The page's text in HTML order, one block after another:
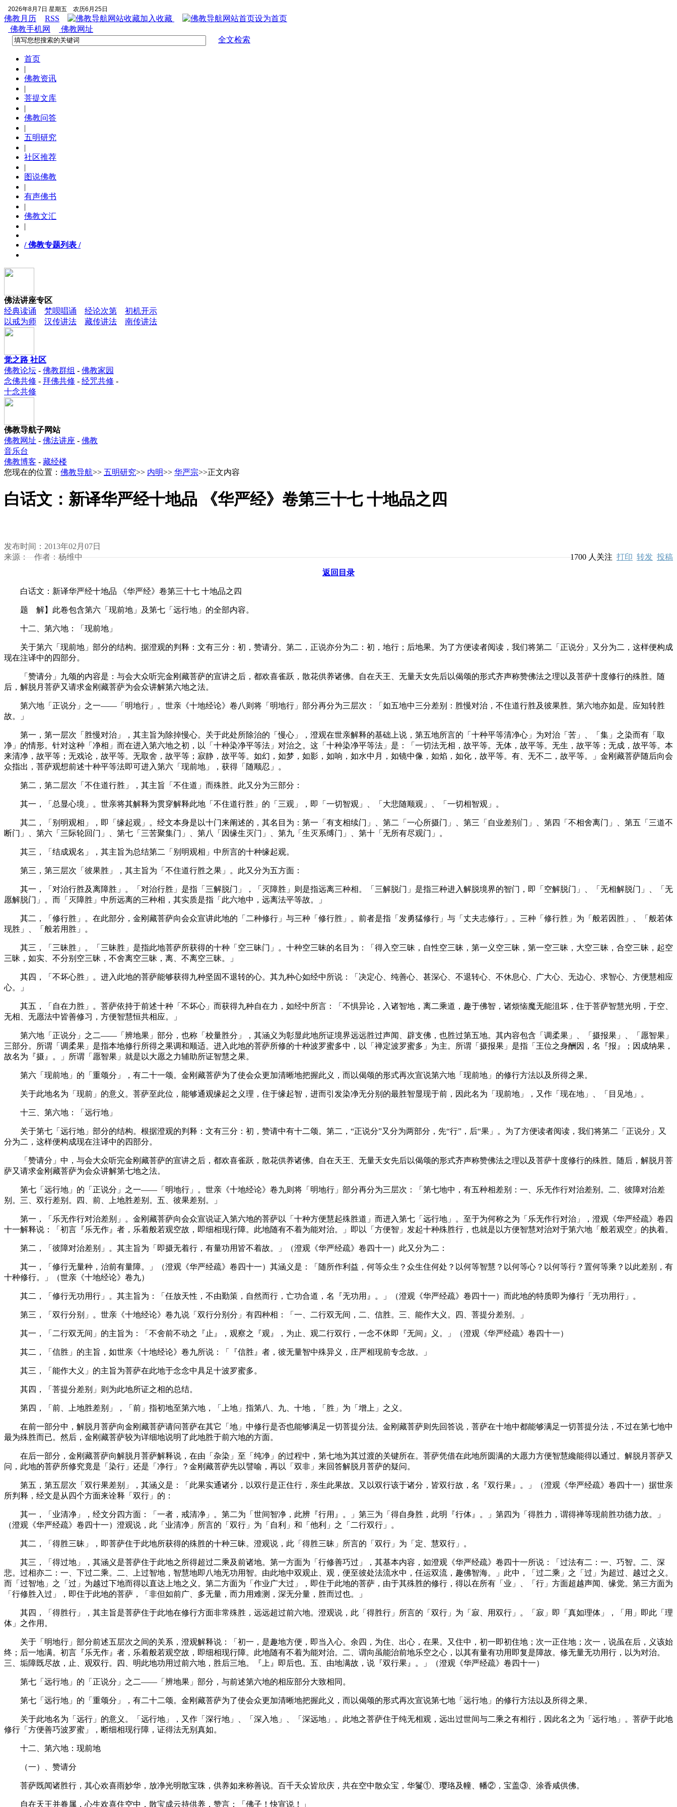
2026年8月7日 星期五 农历6月25日
佛教月历 RSS 加入收藏
设为首页
佛教手机网
佛教网址
全文检索
首页
|
佛教资讯
|
菩提文库
|
佛教问答
|
五明研究
|
社区推荐
|
图说佛教
|
有声佛书
|
佛教文汇
|
/ 佛教专题列表 /
佛法讲座专区
经典读诵
梵呗唱诵 经论次第
初机开示
以戒为师
汉传讲法 藏传讲法 南传讲法
觉之路 社区
佛教论坛 - 佛教群组 - 佛教家园
念佛共修 - 拜佛共修 - 经咒共修 -
十念共修
佛教导航子网站
佛教网址 - 佛法讲座 - 佛教
音乐台
佛教博客 - 藏经楼
您现在的位置： 佛教导航>> 五明研究>> 内明>> 华严宗>>正文内容
白话文：新译华严经十地品 《华严经》卷第三十七 十地品之四
发布时间：2013年02月07日
来源： 作者：杨维中
1700人关注 打印 转发 投稿
返回目录
白话文：新译华严经十地品 《华严经》卷第三十七 十地品之四
题 解】此卷包含第六「现前地」及第七「远行地」的全部内容。
十二、第六地：「现前地」
关于第六「现前地」部分的结构。据澄观的判释：文有三分：初，赞请分。第二，正说亦分为二：初，地行；后地果。为了方便读者阅读，我们将第二「正说分」又分为二，这样便构成
现在注译中的四部分。
「赞请分」九颂的内容是：与会大众听完金刚藏菩萨的宣讲之后，都欢喜雀跃，散花供养诸佛。自在天王、无量天女先后以偈颂的形式齐声称赞佛法之理以及菩萨十度修行的殊胜。随
后，解脱月菩萨又请求金刚藏菩萨为会众讲解第六地之法。
第六地「正说分」之一——「明地行」。世亲《十地经论》卷八则将「明地行」部分再分为三层次：「如五地中三分差别：胜慢对治，不住道行胜及彼果胜。第六地亦如是。应知转胜
故。」
第一，第一层次「胜慢对治」，其主旨为除掉慢心。关于此处所除治的「慢心」，澄观在世亲解释的基础上说，第五地所言的「十种平等清净心」为对治「苦」、「集」之染而有「取
净」的情形。针对这种「净相」而在进入第六地之初，以「十种染净平等法」对治之。这「十种染净平等法」是：「一切法无相，故平等。无体，故平等。无生，故平等；无成，故平等。本
来清净，故平等；无戏论，故平等。无取舍，故平等；寂静，故平等。如幻，如梦，如影，如响，如水中月，如镜中像，如焰，如化，故平等。有、无不二，故平等。」金刚藏菩萨随后向会
众指出，菩萨观想前述十种平等法即可进入第六「现前地」，获得「随顺忍」。
第二，第二层次「不住道行胜」，其主旨「不住道」而殊胜。此又分为三部分：
其一，「总显心境」。世亲将其解释为贯穿解释此地「不住道行胜」的「三观」，即「一切智观」、「大悲随顺观」、「一切相智观」。
其二，「别明观相」，即「缘起观」。经文本身是以十门来阐述的，其名目为：第一「有支相续门」、第二「一心所摄门」、第三「自业差别门」、第四「不相舍离门」、第五「三道不
断门」、第六「三际轮回门」、第七「三苦聚集门」、第八「因缘生灭门」、第九「生灭系缚门」、第十「无所有尽观门」。
其三，「结成观名」，其主旨为总结第二「别明观相」中所言的十种缘起观。
第三，第三层次「彼果胜」，其主旨为「不住道行胜之果」。此又分为五方面：
其一，「对治行胜及离障胜」。「对治行胜」是指「三解脱门」，「灭障胜」则是指远离三种相。「三解脱门」是指三种进入解脱境界的智门，即「空解脱门」、「无相解脱门」、「无
愿解脱门」。而「灭障胜」中所远离的三种相，其实质是指「此六地中，远离法平等故。」
其二，「修行胜」。在此部分，金刚藏菩萨向会众宣讲此地的「二种修行」与三种「修行胜」。前者是指「发勇猛修行」与「丈夫志修行」。三种「修行胜」为「般若因胜」、「般若体
现胜」、「般若用胜」。
其三，「三昧胜」。「三昧胜」是指此地菩萨所获得的十种「空三昧门」。十种空三昧的名目为：「得入空三昧，自性空三昧，第一义空三昧，第一空三昧，大空三昧，合空三昧，起空
三昧，如实、不分别空三昧，不舍离空三昧，离、不离空三昧。」
其四，「不坏心胜」。进入此地的菩萨能够获得九种坚固不退转的心。其九种心如经中所说：「决定心、纯善心、甚深心、不退转心、不休息心、广大心、无边心、求智心、方便慧相应
心。」
其五，「自在力胜」。菩萨依持于前述十种「不坏心」而获得九种自在力，如经中所言：「不惧异论，入诸智地，离二乘道，趣于佛智，诸烦恼魔无能沮坏，住于菩萨智慧光明，于空、
无相、无愿法中皆善修习，方便智慧恒共相应。」
第六地「正说分」之二——「辨地果」部分，也称「校量胜分」，其涵义为彰显此地所证境界远远胜过声闻、辟支佛，也胜过第五地。其内容包含「调柔果」、「摄报果」、「愿智果」
三部分。所谓「调柔果」是指本地修行所得之果调和顺适。进入此地的菩萨所修的十种波罗蜜多中，以「禅定波罗蜜多」为主。所谓「摄报果」是指「王位之身酬因，名『报』；因成纳果，
故名为『摄』。」所谓「愿智果」就是以大愿之力辅助所证智慧之果。
第六「现前地」的「重颂分」，有二十一颂。金刚藏菩萨为了使会众更加清晰地把握此义，而以偈颂的形式再次宣说第六地「现前地」的修行方法以及所得之果。
关于此地名为「现前」的意义。菩萨至此位，能够通观缘起之义理，住于缘起智，进而引发染净无分别的最胜智显现于前，因此名为「现前地」，又作「现在地」、「目见地」。
十三、第六地：「远行地」
关于第七「远行地」部分的结构。根据澄观的判释：文有三分：初，赞请中有十二颂。第二，“正说分”又分为两部分，先“行”，后“果」。为了方便读者阅读，我们将第二「正说分」又
分为二，这样便构成现在注译中的四部分。
「赞请分」中，与会大众听完金刚藏菩萨的宣讲之后，都欢喜雀跃，散花供养诸佛。自在天王、无量天女先后以偈颂的形式齐声称赞佛法之理以及菩萨十度修行的殊胜。随后，解脱月菩
萨又请求金刚藏菩萨为会众讲解第七地之法。
第七「远行地」的「正说分」之一——「明地行」。世亲《十地经论》卷九则将「明地行」部分再分为三层次：「第七地中，有五种相差别：一、乐无作行对治差别。二、彼障对治差
别。三、双行差别。四、前、上地胜差别。五、彼果差别。」
第一，「乐无作行对治差别」。金刚藏菩萨向会众宣说证入第六地的菩萨以「十种方便慧起殊胜道」而进入第七「远行地」。至于为何称之为「乐无作行对治」，澄观《华严经疏》卷四
十一解释说：「初言『乐无作』者，乐着般若观空故，即细相现行障。此地随有不着为能对治。」即以「方便智」发起十种殊胜行，也就是以方便智慧对治对于第六地「般若观空」的执着。
第二，「彼障对治差别」。其主旨为「即摄无着行，有量功用皆不着故。」（澄观《华严经疏》卷四十一）此又分为二：
其一，「修行无量种，治前有量障。」（澄观《华严经疏》卷四十一）其涵义是：「随所作利益，何等众生？众生住何处？以何等智慧？以何等心？以何等行？置何等乘？以此差别，有
十种修行。」（世亲《十地经论》卷九）
其二，「修行无功用行」。其主旨为：「任放天性，不由勤策，自然而行，亡功合道，名『无功用』。」（澄观《华严经疏》卷四十一）而此地的特质即为修行「无功用行」。
第三，「双行分别」。世亲《十地经论》卷九说「双行分别分」有四种相：「一、二行双无间，二、信胜。三、能作大义。四、菩提分差别。」
其一，「二行双无间」的主旨为：「不舍前不动之『止』，观察之『观』，为止、观二行双行，一念不休即『无间』义。」（澄观《华严经疏》卷四十一）
其二，「信胜」的主旨，如世亲《十地经论》卷九所说：「『信胜』者，彼无量智中殊异义，庄严相现前专念故。」
其三，「能作大义」的主旨为菩萨在此地于念念中具足十波罗蜜多。
其四，「菩提分差别」则为此地所证之相的总结。
第四，「前、上地胜差别」，「前」指初地至第六地，「上地」指第八、九、十地，「胜」为「增上」之义。
在前一部分中，解脱月菩萨向金刚藏菩萨请问菩萨在其它「地」中修行是否也能够满足一切菩提分法。金刚藏菩萨则先回答说，菩萨在十地中都能够满足一切菩提分法，不过在第七地中
最为殊胜而已。然后，金刚藏菩萨较为详细地说明了此地胜于前六地的方面。
在后一部分，金刚藏菩萨向解脱月菩萨解释说，在由「杂染」至「纯净」的过程中，第七地为其过渡的关键所在。菩萨凭借在此地所圆满的大愿力方便智慧纔能得以通过。解脱月菩萨又
问，此地的菩萨所修究竟是「染行」还是「净行」？金刚藏菩萨先以譬喻，再以「双非」来回答解脱月菩萨的疑问。
第五，第五层次「双行果差别」，其涵义是：「此果实通诸分，以双行是正住行，亲生此果故。又以双行该于诸分，皆双行故，名『双行果』。」（澄观《华严经疏》卷四十一）据世亲
所判释，经文是从四个方面来诠释「双行」的：
其一，「业清净」，经文分四方面：「一者，戒清净」。第二为「世间智净，此辨『行用』。」第三为「得自身胜，此明『行体』。」第四为「得胜力，谓得禅等现前胜功德力故。」
（澄观《华严经疏》卷四十一）澄观说，此「业清净」所言的「双行」为「自利」和「他利」之「二行双行」。
其二，「得胜三昧」，即菩萨住于此地所获得的殊胜的十种三昧。澄观说，此「得胜三昧」所言的「双行」为「定、慧双行」。
其三，「得过地」，其涵义是菩萨住于此地之所得超过二乘及前诸地。第一方面为「行修善巧过」，其基本内容，如澄观《华严经疏》卷四十一所说：「过法有二：一、巧智。二、深
悲。过相亦二：一、下过二乘。二、上过智地，智慧地即八地无功用智。由此地中双观止、观，便至彼处法流水中，任运双流，趣佛智海。」此中，「过二乘」之「过」为超过、越过之义。
而「过智地」之「过」为越过下地而得以直达上地之义。第二方面为「作业广大过」，即住于此地的菩萨，由于其殊胜的修行，得以在所有「业」、「行」方面超越声闻、缘觉。第三方面为
「行修胜入过」，即住于此地的菩萨，「非但如前广、多无量，而力用难测，深无分量，胜而过也。」
其四，「得胜行」，其主旨是菩萨住于此地在修行方面非常殊胜，远远超过前六地。澄观说，此「得胜行」所言的「双行」为「寂、用双行」。「寂」即「真如理体」，「用」即此「理
体」之作用。
关于「明地行」部分前述五层次之间的关系，澄观解释说：「初一，是趣地方便，即当入心。余四，为住、出心，在果。又住中，初一即初住地；次一正住地；次一，说虽在后，义该始
终；后一地满。初言『乐无作』者，乐着般若观空故，即细相现行障。此地随有不着为能对治。二、谓向虽能治前地乐空之心，以其有量有功用即复是障故。修无量无功用行，以为对治。
三、垢障既尽故，止、观双行。四、明此地功用过前六地，胜后三地。『上』即后也。五、由地满故，说『双行果』。」（澄观《华严经疏》卷四十一）
第七「远行地」的「正说分」之二——「辨地果」部分，与前述第六地的相应部分大致相同。
第七「远行地」的「重颂分」，有二十二颂。金刚藏菩萨为了使会众更加清晰地把握此义，而以偈颂的形式再次宣说第七地「远行地」的修行方法以及所得之果。
关于此地名为「远行」的意义。「远行地」，又作「深行地」、「深入地」、「深远地」。此地之菩萨住于纯无相观，远出过世间与二乘之有相行，因此名之为「远行地」。菩萨于此地
修行「方便善巧波罗蜜」，断细相现行障，证得法无别真如。
十二、第六地：现前地
（一）、赞请分
菩萨既闻诸胜行，其心欢喜雨妙华，放净光明散宝珠，供养如来称善说。百千天众皆欣庆，共在空中散众宝，华鬘①、璎珞及幢、幡②，宝盖③、涂香咸供佛。
自在天王并眷属，心生欢喜住空中，散宝成云持供养，赞言：「佛子！快宣说！」